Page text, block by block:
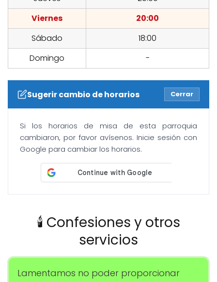
Viernes
20:00
Sábado
18:00
Domingo
-
Sugerir cambio de horarios Cerrar
Si los horarios de misa de esta parroquia
cambiaron, por favor avísenos. Inicie sesión con
Google para cambiar los horarios.
🕯️ Confesiones y otros
servicios
Lamentamos no poder proporcionar